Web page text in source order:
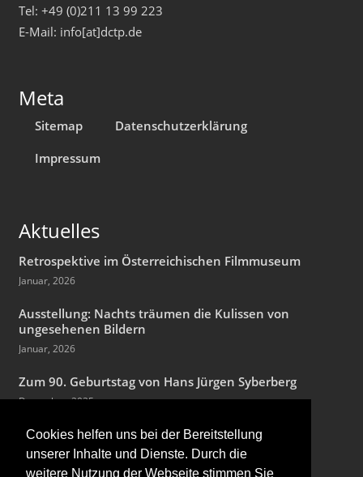
Cookies helfen uns bei der Bereitstellung
unserer Inhalte und Dienste. Durch die
weitere Nutzung der Webseite stimmen Sie
Tel: +49 (0)211 13 99 223
E-Mail: info[at]dctp.de
Meta
Sitemap
Datenschutzerklärung
Impressum
Aktuelles
Retrospektive im Österreichischen Filmmuseum
Januar, 2026
Ausstellung: Nachts träumen die Kulissen von
ungesehenen Bildern
Januar, 2026
Zum 90. Geburtstag von Hans Jürgen Syberberg
Dezember, 2025